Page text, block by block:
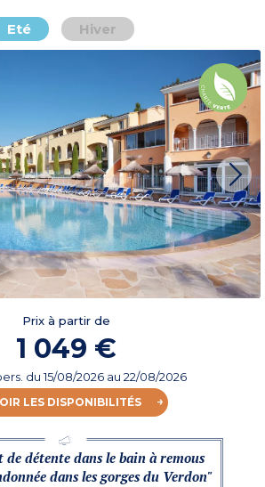
Eté Hiver
Prix à partir de
1 049 €
du15/08/2026 au 22/08/2026
LES DISPONIBILITÉS
de détente dans le bain à remous
dans les gorges du Verdon"